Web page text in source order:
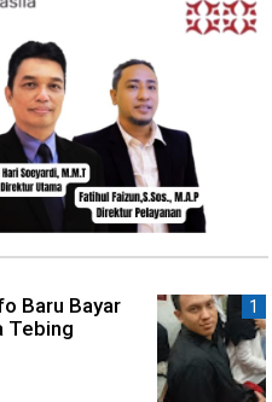
Baru Bayar
Tebing